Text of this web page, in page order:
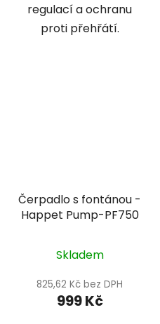
regulací a ochranu
proti přehřátí.
Čerpadlo s fontánou -
Happet Pump-PF750
Skladem
825,62 Kč bez DPH
999 Kč